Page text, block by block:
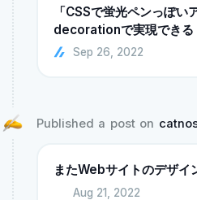
「CSSで蛍光ペンっぽ
decorationで実現できる
Sep 26, 2022
Published a post on
またWebサイトのデザイ
Aug 21, 2022